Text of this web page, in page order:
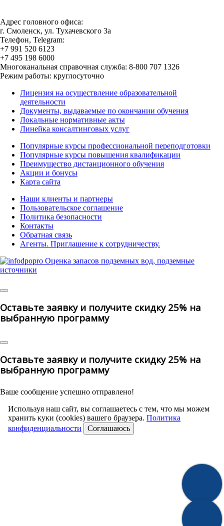
Адрес головного офиса:
г. Смоленск, ул. Тухачевского 3а
Телефон, Telegram:
+7 991 520 6123
+7 495 198 6000
Многоканальная справочная служба: 8-800 707 1326
Режим работы: круглосуточно
Лицензия на осуществление образовательной
деятельности
Документы, выдаваемые по окончании обучения
Локальные нормативные акты
Линейка консалтинговых услуг
Популярные курсы профессиональной переподготовки
Популярные курсы повышения квалификации
Преимущество дистанционного обучения
Акции и бонусы
Карта сайта
Наши клиенты и партнеры
Пользовательское соглашение
Политика безопасности
Контакты
Обратная связь
Агенты. Приглашение к сотрудничеству.
Оставьте заявку и получите скидку 25% на
выбранную программу
Оставьте заявку и получите скидку 25% на
выбранную программу
Ваше сообщение успешно отправлено!
Используя наш сайт, вы соглашаетесь с тем, что мы можем
хранить куки (cookies) вашего браузера. Политика
конфиденциальности
Соглашаюсь